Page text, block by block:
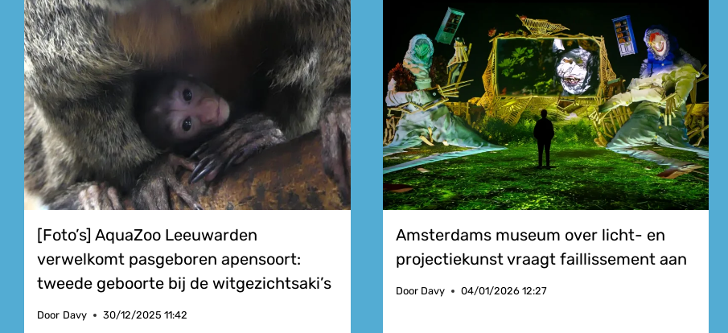
[Foto’s] AquaZoo Leeuwarden
verwelkomt pasgeboren apensoort:
tweede geboorte bij de witgezichtsaki’s
Door Davy 30/12/2025 11:42
Amsterdams museum over licht- en
projectiekunst vraagt faillissement aan
Door Davy 04/01/2026 12:27